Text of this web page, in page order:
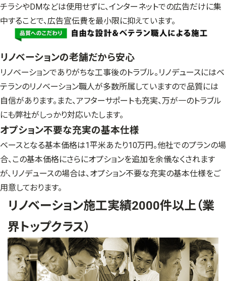
チラシやDMなどは使用せずに、インターネットでの広告だけに集
中することで、広告宣伝費を最小限に抑えています。
リノベーションの老舗だから安心
リノベーションでありがちな工事後のトラブル。リノデュースにはベ
テランのリノベーション職人が多数所属していますので品質には
自信があります。また、アフターサポートも充実、万が一のトラブル
にも弊社がしっかり対応いたします。
オプション不要な充実の基本仕様
ベースとなる基本価格は1平米あたり10万円。他社でのプランの場
合、この基本価格にさらにオプションを追加を余儀なくされます
が、リノデュースの場合は、オプション不要な充実の基本仕様をご
用意しております。
リノベーション施工実績2000件以上（業
界トップクラス）